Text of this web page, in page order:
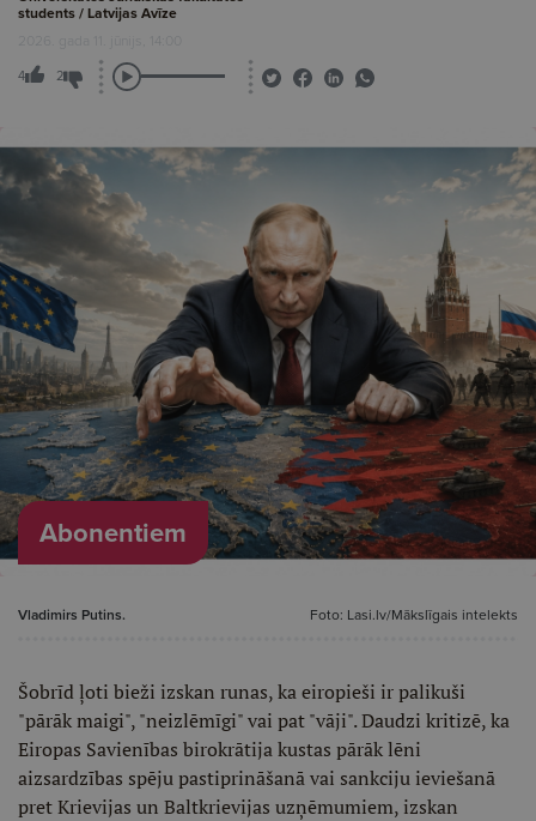
students / Latvijas Avīze
2026. gada 11. jūnijs, 14:00
4 2
Abonentiem
Vladimirs Putins. Foto: Lasi.lv/Mākslīgais intelekts
Šobrīd ļoti bieži izskan runas, ka eiropieši ir palikuši
"pārāk maigi", "neizlēmīgi" vai pat "vāji". Daudzi kritizē, ka
Eiropas Savienības birokrātija kustas pārāk lēni
aizsardzības spēju pastiprināšanā vai sankciju ieviešanā
pret Krievijas un Baltkrievijas uzņēmumiem, izskan